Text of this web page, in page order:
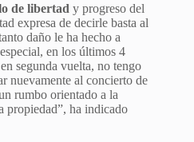
de libertad y progreso del
expresa de decirle basta al
daño le ha hecho a
en los últimos 4
segunda vuelta, no tengo
nuevamente al concierto de
rumbo orientado a la
propiedad”, ha indicado